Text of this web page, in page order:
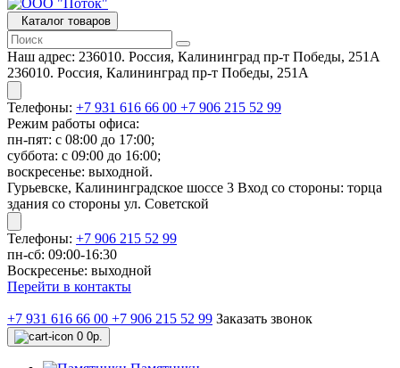
Каталог товаров
Наш адрес: 236010. Россия, Калининград пр-т Победы, 251А
236010. Россия, Калининград пр-т Победы, 251А
Телефоны: +7 931 616 66 00 +7 906 215 52 99
Режим работы офиса:
пн-пят: с 08:00 до 17:00;
суббота: с 09:00 до 16:00;
воскресенье: выходной.
Гурьевске, Калининградское шоссе 3 Вход со стороны: торца
здания со стороны ул. Советской
Телефоны: +7 906 215 52 99
пн-сб: 09:00-16:30
Воскресенье: выходной
Перейти в контакты
+7 931 616 66 00 +7 906 215 52 99 Заказать звонок
0 0р.